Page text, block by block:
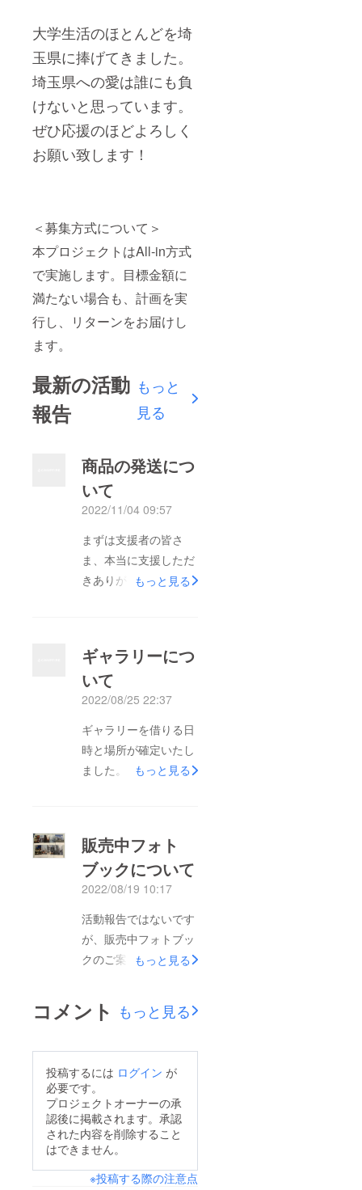
大学生活のほとんどを埼
玉県に捧げてきました。
埼玉県への愛は誰にも負
けないと思っています。
ぜひ応援のほどよろしく
お願い致します！
＜募集方式について＞
本プロジェクトはAll-in方式
で実施します。目標金額に
満たない場合も、計画を実
行し、リターンをお届けし
ます。
最新の活動
報告
もっと
見る
商品の発送につ
いて
2022/11/04 09:57
まずは支援者の皆さ
ま、本当に支援しただ
きありがとうございま
りました。リターンに
ついてですが、埼玉県
のフォトブックの方は
昨日注文しましたので
1週間以内に届くと思
います。データに関し
まいました...笑 データ
ひとつひとつに撮影地
を入力しているためあ
す。もう少々お待ちく
ださい。関東どこでも
フォトブックは近い場
て、どのフォトブック
も12月中には完成させ
方も1/31～2/5にあり
ますのでぜひお待ちし
ております！
もっと見る
ギャラリーにつ
いて
2022/08/25 22:37
ギャラリーを借りる日
時と場所が確定いたし
ました。日時:1/31～
和駅徒歩10分、調神社
前)当初は12月に開催
する予定でしたが、
ギャラリーが空いてい
なかったため1月下旬
からの開催となりまし
た。DMを作りました
告を上げさせていただ
もっと見る
販売中フォト
ブックについて
2022/08/19 10:17
活動報告ではないです
が、販売中フォトブッ
クのご案内をさせてい
ターンでは埼玉県全市
町村が載ったフォト
フォトブックを販売し
てきました。具体的に
はさいたま市のもの→
大宮、与野、北浦和、
開発エリア)、南浦和
もっと見る
コメント もっと見る
投稿するには ログイン が
必要です。
プロジェクトオーナーの承
認後に掲載されます。承認
された内容を削除すること
はできません。
※投稿する際の注意点